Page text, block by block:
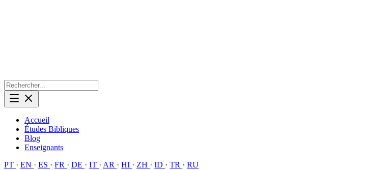
Accueil
Études Bibliques
Blog
Enseignants
PT · EN · ES · FR · DE · IT · AR · HI · ZH · ID · TR · RU